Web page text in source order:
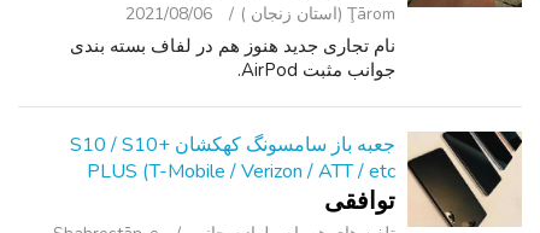
Ţārom (استان زنجان )
2021/08/06
نام تجاری جدید هنوز هم در لفاف بسته بندی
جوانب مثبت AirPod.
جعبه باز سامسونگ کهکشان S10 / S10+
PLUS (T-Mobile / Verizon / ATT / etc
توافقی